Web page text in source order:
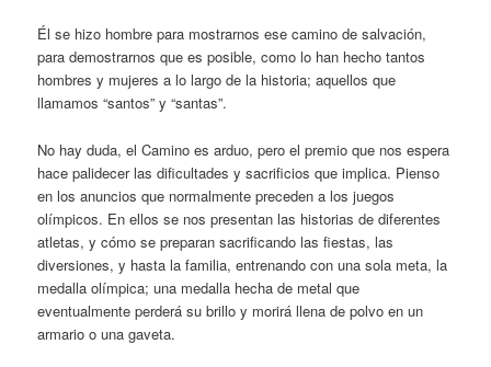
Él se hizo hombre para mostrarnos ese camino de salvación,
para demostrarnos que es posible, como lo han hecho tantos
hombres y mujeres a lo largo de la historia; aquellos que
llamamos “santos” y “santas”.
No hay duda, el Camino es arduo, pero el premio que nos espera
hace palidecer las dificultades y sacrificios que implica. Pienso
en los anuncios que normalmente preceden a los juegos
olímpicos. En ellos se nos presentan las historias de diferentes
atletas, y cómo se preparan sacrificando las fiestas, las
diversiones, y hasta la familia, entrenando con una sola meta, la
medalla olímpica; una medalla hecha de metal que
eventualmente perderá su brillo y morirá llena de polvo en un
armario o una gaveta.